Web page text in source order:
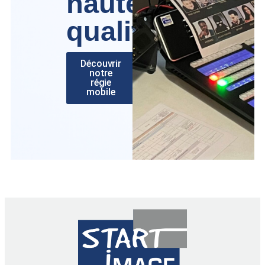
qualité
Découvrir
notre
régie
mobile